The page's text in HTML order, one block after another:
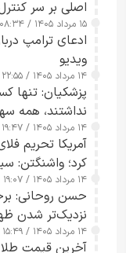
اصلی بر سر
۱۵ مرداد ۱۴۰۵ / ۰۸:۳۴
ادعای ترامپ
ویدیو
۱۴ مرداد ۱۴۰۵ / ۲۲:۵۵
پزشکیان: تنها
نداشتند، همه
۱۴ مرداد ۱۴۰۵ / ۱۹:۴۷
آمریکا تحریم
کرد؛ واشنگتن:
۱۴ مرداد ۱۴۰۵ / ۱۹:۰۷
حسن روحانی:
نزدیک‌تر شدن
۱۴ مرداد ۱۴۰۵ / ۱۵:۴۹
آخرین قیمت طلا و سکه در